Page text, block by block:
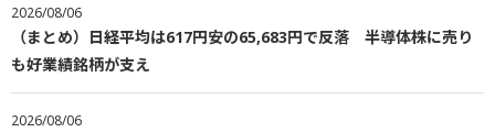
2026/08/06
（まとめ）日経平均は617円安の65,683円で反落 半導体株に売り
も好業績銘柄が支え
2026/08/06